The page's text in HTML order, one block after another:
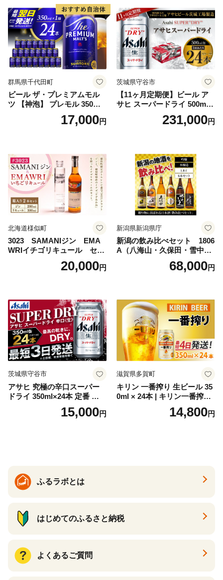
群馬県千代田町
ビール ザ・プレミアムモル
ツ 【神泡】 プレモル 350ml
× 24本 サントリー〈天然水の
ビール工場〉群馬※沖縄・離
17,000円
茨城県守谷市
【11ヶ月定期便】ビール ア
サヒ スーパードライ 500ml 2
4本 1ケース×11ヶ月 | アサヒ
ビール 究極の辛口 酒 お酒 ア
uper dry 11回 缶ビール 缶 ギ
フト 内祝い 茨城県守谷市 送
料無料
231,000円
北海道様似町
3023 SAMANIジン EMA
WRIイチゴリキュール セッ
ト（箱入り）【大人の味 酒
お酒 洋酒 スピリッツ クラフ
セット 詰め合わせ カクテル
ソーダ割り アルコール ロッ
ク ソーダ ジントニック 】
20,000円
新潟県新潟県庁
新潟の飲み比べセット 1806
A（八海山・久保田・雪中
梅・越乃寒梅・かたふね・千
68,000円
茨城県守谷市
アサヒ 究極の辛口スーパー
ドライ 350ml×24本 定番 ビー
ル 缶ビール 酒 お酒 アルコー
15,000円
滋賀県多賀町
キリン 一番搾り 生ビール 35
0ml × 24本 | キリン一番搾り
キリンビール 一番搾り ビー
ル 24缶 きりんいちばんしぼ
14,800円
ふるラボとは
はじめてのふるさと納税
よくあるご質問